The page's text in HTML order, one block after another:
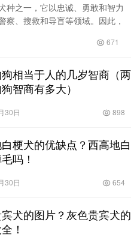
种之一，它以忠诚、勇敢和智力
察、搜救和导盲等领域。因此，
671
相当于人的几岁智商（两
智商有多大）
30日 898
梗犬的优缺点？西高地白
吗！
30日 654
犬的图片？灰色贵宾犬的
！